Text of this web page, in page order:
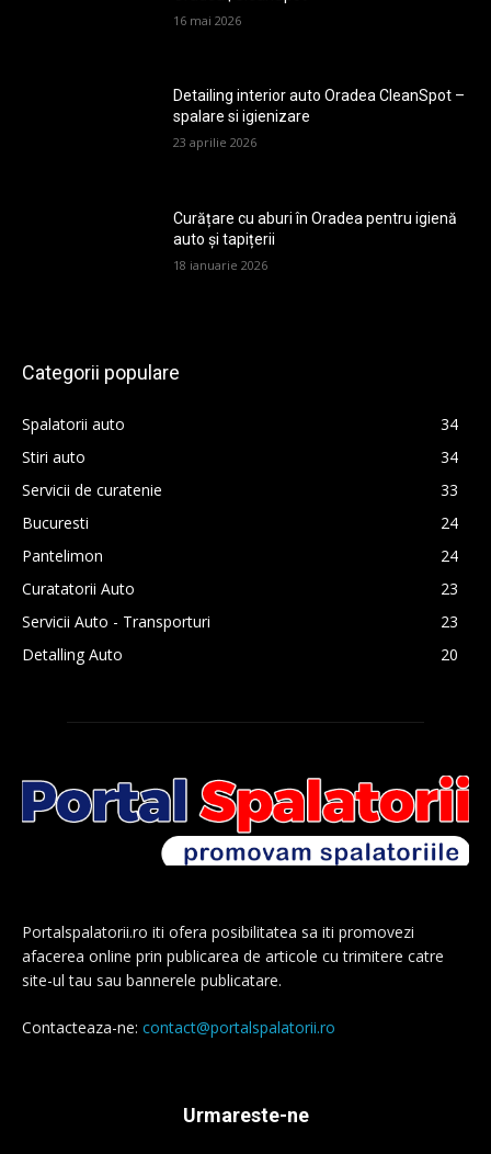
16 mai 2026
Detailing interior auto Oradea CleanSpot –
spalare si igienizare
23 aprilie 2026
Curățare cu aburi în Oradea pentru igienă
auto și tapițerii
18 ianuarie 2026
Categorii populare
Spalatorii auto
34
Stiri auto
34
Servicii de curatenie
33
Bucuresti
24
Pantelimon
24
Curatatorii Auto
23
Servicii Auto - Transporturi
23
Detalling Auto
20
Portalspalatorii.ro iti ofera posibilitatea sa iti promovezi
afacerea online prin publicarea de articole cu trimitere catre
site-ul tau sau bannerele publicatare.
Contacteaza-ne: contact@portalspalatorii.ro
Urmareste-ne